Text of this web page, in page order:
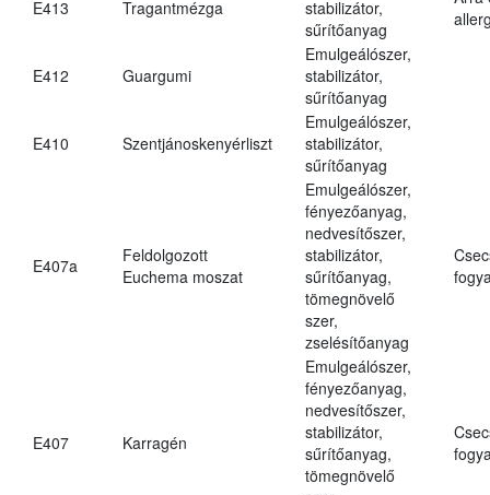
E413 Tragantmézga
stabilizátor,
sűrítőanyag
E412 Guargumi
Emulgeálószer,
stabilizátor,
sűrítőanyag
E410 Szentjánoskenyérliszt
Emulgeálószer,
stabilizátor,
sűrítőanyag
E407a
Feldolgozott
Euchema moszat
Emulgeálószer,
fényezőanyag,
nedvesítőszer,
stabilizátor,
sűrítőanyag,
tömegnövelő
szer,
zselésítőanyag
E407 Karragén
Emulgeálószer,
fényezőanyag,
nedvesítőszer,
stabilizátor,
sűrítőanyag,
tömegnövelő